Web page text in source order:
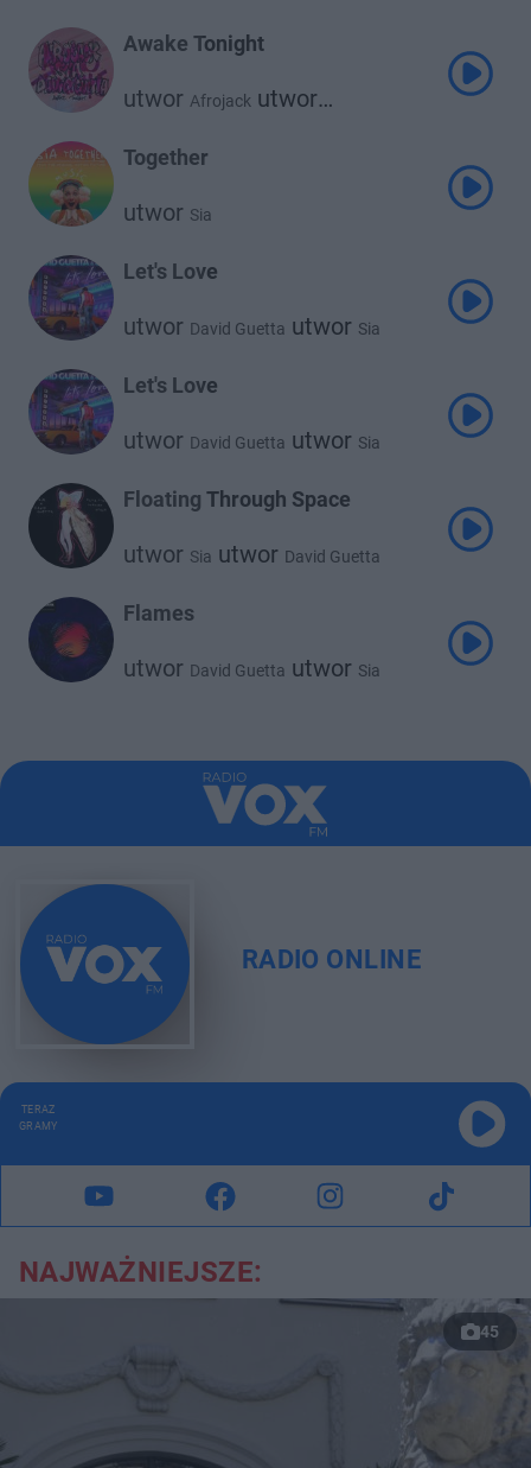
Awake Tonight
utwor Afrojack utwor
Together
utwor Sia
Let's Love
utwor David Guetta utwor Sia
Let's Love
utwor David Guetta utwor Sia
Floating Through Space
utwor Sia utwor David Guetta
Flames
utwor David Guetta utwor Sia
RADIO ONLINE
TERAZ
GRAMY
NAJWAŻNIEJSZE:
45